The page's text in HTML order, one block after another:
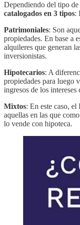
Dependiendo del tipo
catalogados en 3 tipos:
Patrimoniales: Son
propiedades. En base a
alquileres que generan
inversionistas.
Hipotecarios: A
propiedades para luego
ingresos de los
Mixtos: En este caso,
aquellas en las que
lo vende con hipoteca.